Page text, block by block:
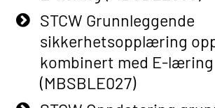
Basic Safety Training –
Course (English)
Basic Safety Training –
Course (English) for
STCW Grunnleggende
sikkerhetsopplæring
kombinert med E-læring
(MBSBLE027)